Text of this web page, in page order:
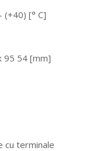
(+40) [° C]
95 54 [mm]
cu terminale